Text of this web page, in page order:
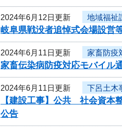
2024年6月12日更新 地域福祉
岐阜県戦没者追悼式会場設営
2024年6月11日更新 家畜防疫
家畜伝染病防疫対応モバイル
2024年6月11日更新 下呂土木
【建設工事】公共 社会資本
公告